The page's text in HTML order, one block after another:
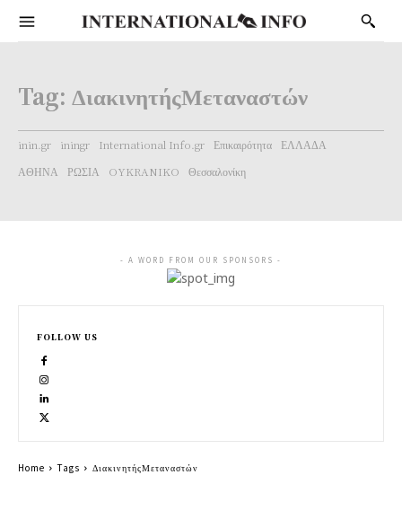
Tag: ΔιακινητήςΜεταναστών
inin.gr iningr International Info.gr Επικαιρότητα
ΕΛΛΑΔΑ
ΑΘΗΝΑ
ΡΩΣΙΑ OYKRANIKO Θεσσαλονίκη
- A WORD FROM OUR SPONSORS -
FOLLOW US
Home Tags ΔιακινητήςΜεταναστών